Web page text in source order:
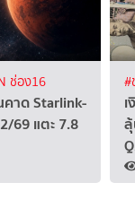
ช่อง16
คาด Starlink-
69 แตะ 7.8
#